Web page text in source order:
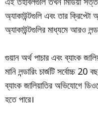
অ্যাকাউন্টগুলি এবং তার ক্রিপ্টো
অ্যাকাউন্টগুলির মাধ্যমে আরও
গুয়ান অর্থ পাচার এবং ব্যাংক
মানি লন্ডারিং চার্জটি সর্বোচ্চ
ব্যাংক জালিয়াতির অভিযোগে
হতে পারে।